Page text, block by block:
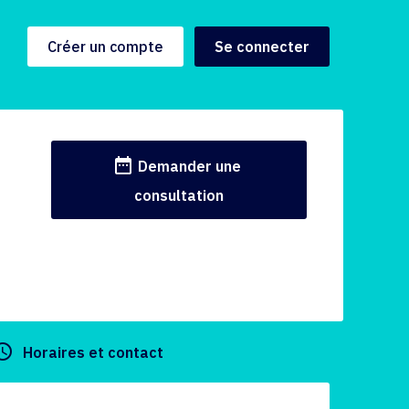
Créer un compte Se connecter
date_range Demander une
consultation
Horaires et contact